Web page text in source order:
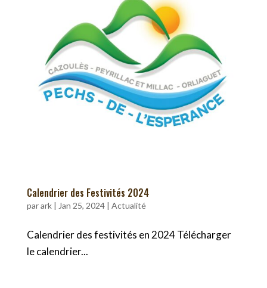
Calendrier des Festivités 2024
parark| Jan 25, 2024| Actualité
Calendrier des festivités en 2024 Télécharger
le calendrier...